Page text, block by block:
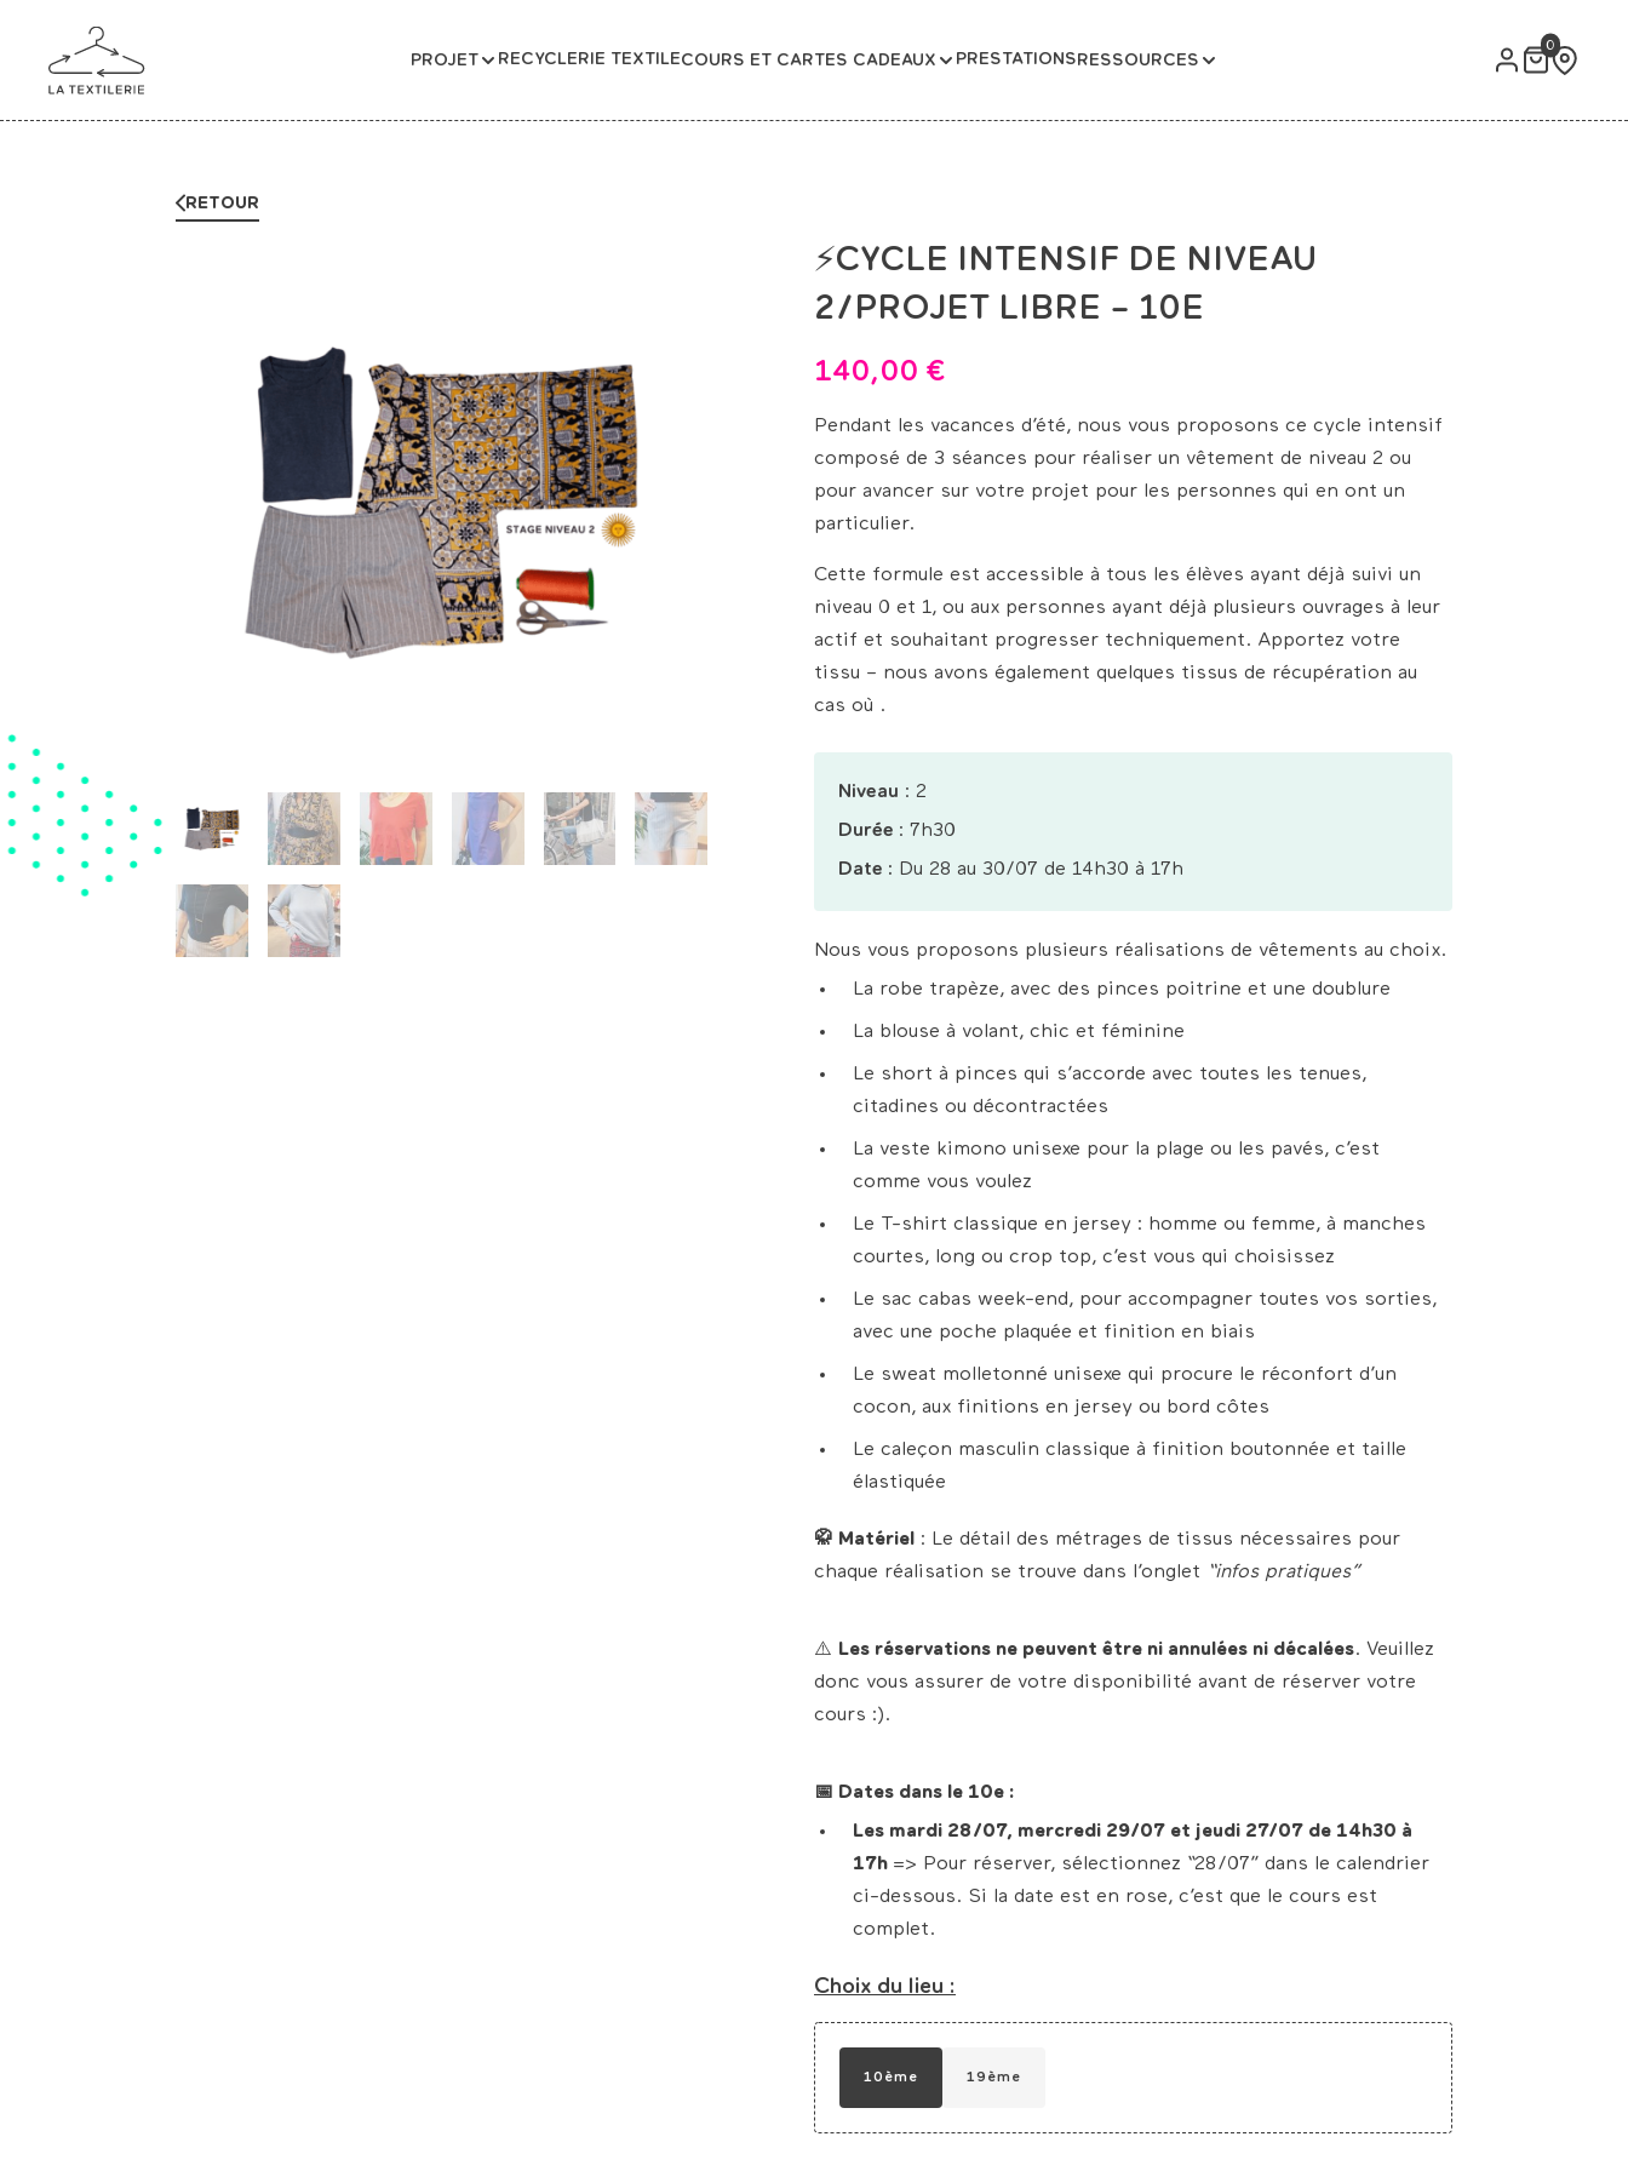
PROJET RECYCLERIE TEXTILECOURS ET CARTES CADEAUX PRESTATIONSRESSOURCES
0
RETOUR
⚡CYCLE INTENSIF DE NIVEAU
2/PROJET LIBRE – 10E
140,00 €
Pendant les vacances d’été, nous vous proposons ce cycle intensif
composé de 3 séances pour réaliser un vêtement de niveau 2 ou
pour avancer sur votre projet pour les personnes qui en ont un
particulier.
Cette formule est accessible à tous les élèves ayant déjà suivi un
niveau 0 et 1, ou aux personnes ayant déjà plusieurs ouvrages à leur
actif et souhaitant progresser techniquement. Apportez votre
tissu – nous avons également quelques tissus de récupération au
cas où .
Niveau : 2
Durée : 7h30
Date : Du 28 au 30/07 de 14h30 à 17h
Nous vous proposons plusieurs réalisations de vêtements au choix.
La robe trapèze, avec des pinces poitrine et une doublure
La blouse à volant, chic et féminine
Le short à pinces qui s’accorde avec toutes les tenues,
citadines ou décontractées
La veste kimono unisexe pour la plage ou les pavés, c’est
comme vous voulez
Le T-shirt classique en jersey : homme ou femme, à manches
courtes, long ou crop top, c’est vous qui choisissez
Le sac cabas week-end, pour accompagner toutes vos sorties,
avec une poche plaquée et finition en biais
Le sweat molletonné unisexe qui procure le réconfort d’un
cocon, aux finitions en jersey ou bord côtes
Le caleçon masculin classique à finition boutonnée et taille
élastiquée
🥋 Matériel : Le détail des métrages de tissus nécessaires pour
chaque réalisation se trouve dans l’onglet
“infos pratiques”
⚠️ Les réservations ne peuvent être ni annulées ni décalées. Veuillez
donc vous assurer de votre disponibilité avant de réserver votre
cours :).
📅 Dates dans le 10e :
Les mardi 28/07, mercredi 29/07 et jeudi 27/07 de 14h30 à
17h => Pour réserver, sélectionnez “28/07” dans le calendrier
ci-dessous. Si la date est en rose, c’est que le cours est
complet.
Choix du lieu :
10ème 19ème